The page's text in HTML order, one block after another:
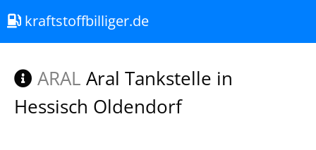
kraftstoffbilliger.de
ARAL Aral Tankstelle in
Hessisch Oldendorf